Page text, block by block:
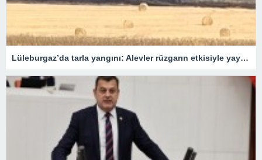
Lüleburgaz’da tarla yangını: Alevler rüzgarın etkisiyle yayıldı